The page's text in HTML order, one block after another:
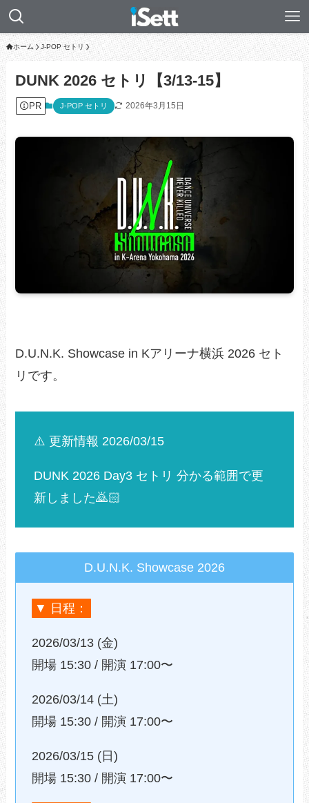
ホーム J-POP セトリ
DUNK 2026 セトリ【3/13-15】
PR J-POP セトリ 2026年3月15日
D.U.N.K. Showcase in Kアリーナ横浜 2026 セト
リです。
⚠️ 更新情報 2026/03/15
DUNK 2026 Day3 セトリ 分かる範囲で更
新しました🙇🏻
D.U.N.K. Showcase 2026
▼ 日程：
2026/03/13 (金)
開場 15:30 / 開演 17:00〜
2026/03/14 (土)
開場 15:30 / 開演 17:00〜
2026/03/15 (日)
開場 15:30 / 開演 17:00〜